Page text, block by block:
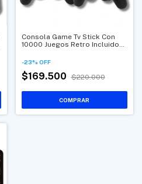
Consola Game Tv Stick Con
10000 Juegos Retro Incluidos
Para Televisor
-23% OFF
$169.500 $220.000